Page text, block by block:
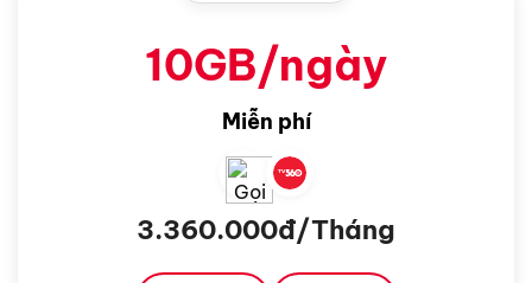
10GB/ngày
Miễn phí
3.360.000đ/Tháng